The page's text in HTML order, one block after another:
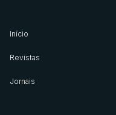
Início
Revistas
Jornais